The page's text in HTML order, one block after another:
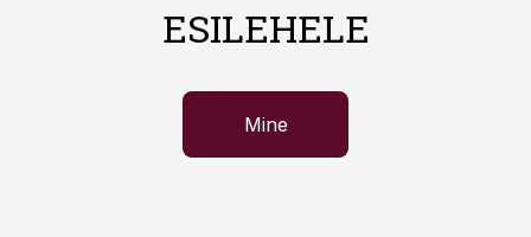
ESILEHELE
Mine